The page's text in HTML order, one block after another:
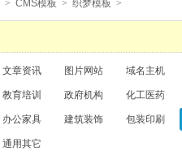
> CMS模板 > 织梦模板 >
文章资讯 图片网站 域名主机
教育培训 政府机构 化工医药
办公家具 建筑装饰 包装印刷
通用其它